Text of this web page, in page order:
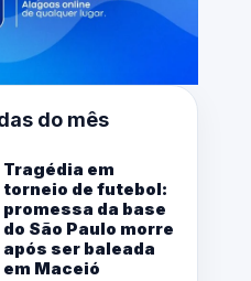
do mês
Tragédia em
torneio de futebol:
promessa da base
do São Paulo morre
após ser baleada
em Maceió